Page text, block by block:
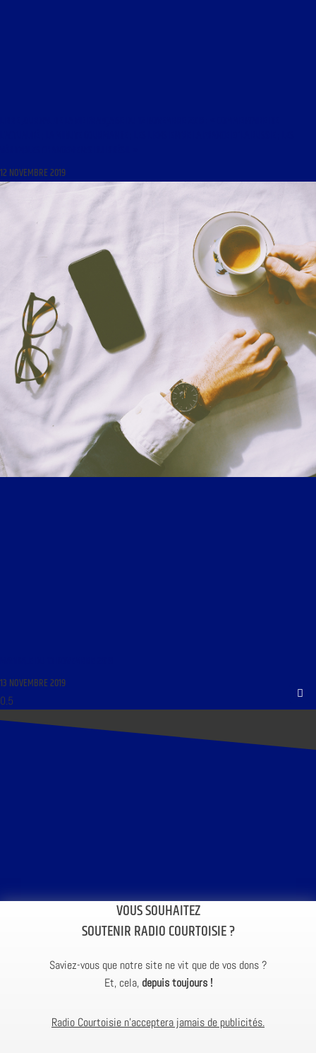
12 NOVEMBRE 2019
13 NOVEMBRE 2019
VOUS SOUHAITEZ
SOUTENIR RADIO COURTOISIE ?
Saviez-vous que notre site ne vit que de vos dons ?
Et, cela, depuis toujours !
Radio Courtoisie n’acceptera jamais de publicités.